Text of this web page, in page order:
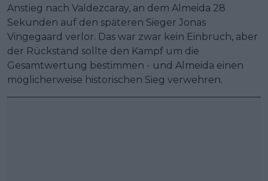
Anstieg nach Valdezcaray, an dem Almeida 28
Sekunden auf den späteren Sieger Jonas
Vingegaard verlor. Das war zwar kein Einbruch, aber
der Rückstand sollte den Kampf um die
Gesamtwertung bestimmen - und Almeida einen
möglicherweise historischen Sieg verwehren.